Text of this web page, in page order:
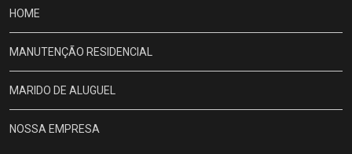
HOME
MANUTENÇÃO RESIDENCIAL
MARIDO DE ALUGUEL
NOSSA EMPRESA